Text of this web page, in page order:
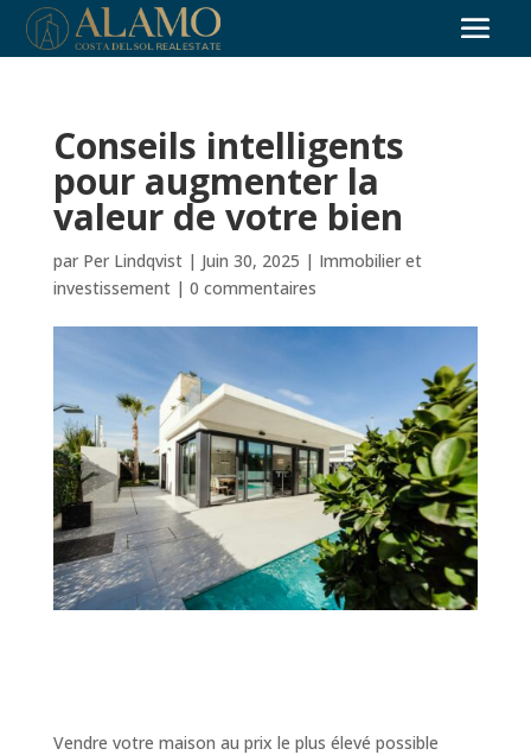
Conseils intelligents
pour augmenter la
valeur de votre bien
par Per Lindqvist| Juin 30, 2025 | Immobilier et
investissement| 0 commentaires
Vendre votre maison au prix le plus élevé possible